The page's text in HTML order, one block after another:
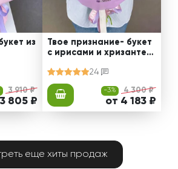
из
3 910 ₽
805 ₽
Твое признание- букет
с ирисами и хризантем
24
-3% 4 300 ₽
от 4 183 ₽
еще хиты продаж